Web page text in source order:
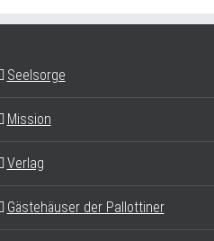
Seelsorge
Mission
Verlag
Gästehäuser der Pallottiner